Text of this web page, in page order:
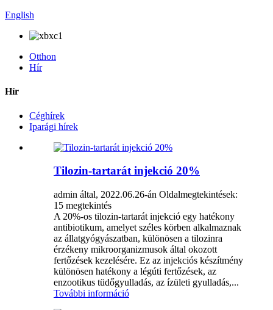
English
Otthon
Hír
Hír
Céghírek
Iparági hírek
Tilozin-tartarát injekció 20%
admin által, 2022.06.26-án Oldalmegtekintések:
15 megtekintés
A 20%-os tilozin-tartarát injekció egy hatékony
antibiotikum, amelyet széles körben alkalmaznak
az állatgyógyászatban, különösen a tilozinra
érzékeny mikroorganizmusok által okozott
fertőzések kezelésére. Ez az injekciós készítmény
különösen hatékony a légúti fertőzések, az
enzootikus tüdőgyulladás, az ízületi gyulladás,...
További információ